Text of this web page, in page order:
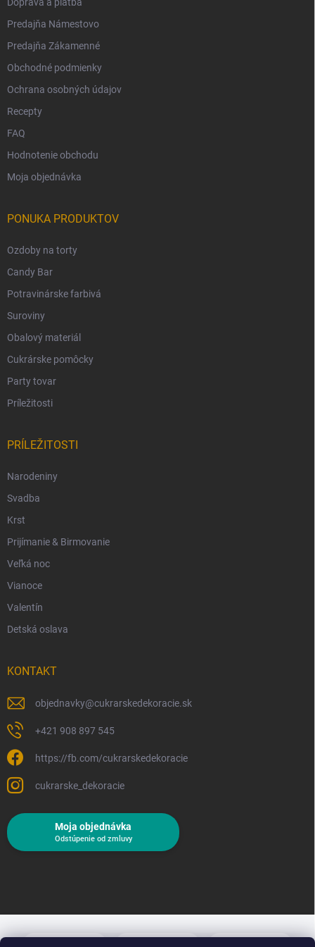
Predajňa Námestovo
Predajňa Zákamenné
Obchodné podmienky
Ochrana osobných údajov
Recepty
FAQ
Hodnotenie obchodu
Moja objednávka
PONUKA PRODUKTOV
Ozdoby na torty
Candy Bar
Potravinárske farbivá
Suroviny
Obalový materiál
Cukrárske pomôcky
Party tovar
Príležitosti
PRÍLEŽITOSTI
Narodeniny
Svadba
Krst
Prijímanie & Birmovanie
Veľká noc
Vianoce
Valentín
Detská oslava
KONTAKT
objednavky@cukrarskedekoracie.sk
+421 908 897 545
https://fb.com/cukrarskedekoracie
cukrarske_dekoracie
Moja objednávka
Odstúpenie od zmluvy